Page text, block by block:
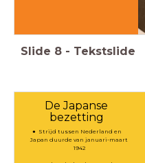
Slide 8 - Tekstslide
De Japanse
bezetting
Strijd tussen Nederland en
Japan duurde van januari-maart
1942